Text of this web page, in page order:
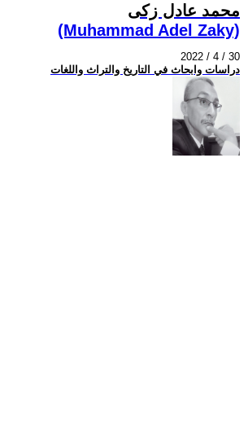
محمد عادل زكى
(Muhammad Adel Zaky)
2022 / 4 / 30
دراسات وابحاث في التاريخ والتراث واللغات